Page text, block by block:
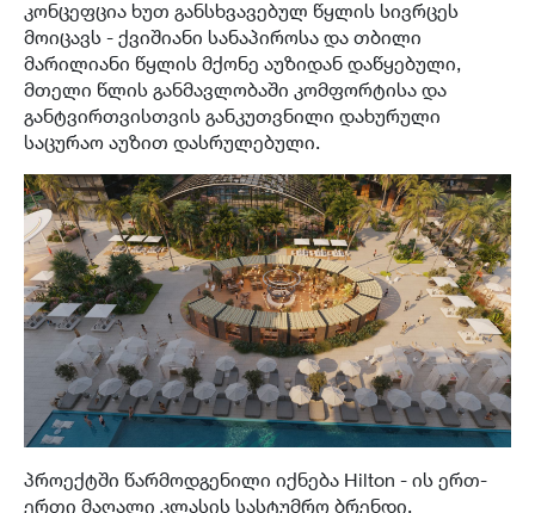
კონცეფცია ხუთ განსხვავებულ წყლის სივრცეს
მოიცავს - ქვიშიანი სანაპიროსა და თბილი
მარილიანი წყლის მქონე აუზიდან დაწყებული,
მთელი წლის განმავლობაში კომფორტისა და
განტვირთვისთვის განკუთვნილი დახურული
საცურაო აუზით დასრულებული.
პროექტში წარმოდგენილი იქნება Hilton - ის ერთ-
ერთი მაღალი კლასის სასტუმრო ბრენდი.